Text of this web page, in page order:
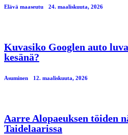
Elävä maaseutu 24. maaliskuuta, 2026
Kuvasiko Googlen auto
kesänä?
Asuminen 12. maaliskuuta, 2026
Aarre Alopaeuksen töiden
Taidelaarissa